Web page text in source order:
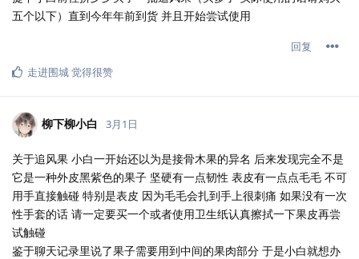
五个以下）直到今年年前到货 并且开始尝试使用
回复
走进围城觉得很赞
柳下柳小白 3月1日
关于追风果 小白一开始还以为是接骨木果的异名 后来发现完全不是
它是一种外皮黑紫色的果子 坚硬有一点韧性 表皮有一点点毛毛 不可
用手直接触碰 特别是表皮 因为毛毛会扎到手上很刺痛 如果没有一次
性手套的话 请一定要买一个或者使用卫生纸认真擦拭一下果皮再尝
试触碰
鉴于聊天记录里说了果子需要用到中间的果肉部分 于是小白就想办